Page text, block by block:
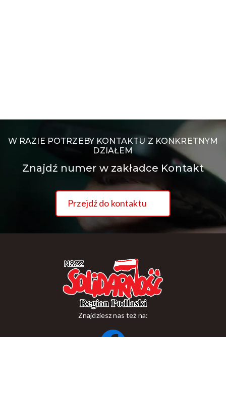
W RAZIE POTRZEBY KONTAKTU Z KONKRETNYM
DZIAŁEM
Znajdź numer w zakładce Kontakt
Przejdź do kontaktu
Znajdziesz nas też na: